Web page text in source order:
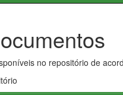
no repositório de